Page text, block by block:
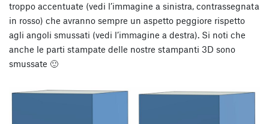
troppo accentuate (vedi l’immagine a sinistra, contrassegnata
in rosso) che avranno sempre un aspetto peggiore rispetto
agli angoli smussati (vedi l’immagine a destra). Si noti che
anche le parti stampate delle nostre stampanti 3D sono
smussate 🙂